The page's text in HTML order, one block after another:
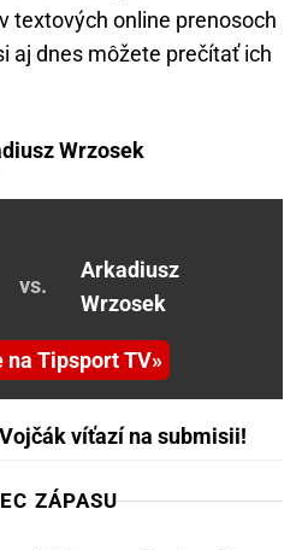
textových online prenosoch
aj dnes môžete prečítať ich
Wrzosek
vs.
Arkadiusz
Wrzosek
na Tipsport TV
víťazí na submisii!
ZÁPASU